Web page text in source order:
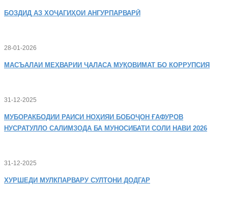
БОЗДИД АЗ ХОҶАГИҲОИ АНГУРПАРВАРӢ
28-01-2026
МАСЪАЛАИ МЕҲВАРИИ ҶАЛАСА МУҚОВИМАТ БО КОРРУПСИЯ
31-12-2025
МУБОРАКБОДИИ РАИСИ НОҲИЯИ БОБОҶОН ҒАФУРОВ
НУСРАТУЛЛО САЛИМЗОДА БА МУНОСИБАТИ СОЛИ НАВИ 2026
31-12-2025
ХУРШЕДИ МУЛКПАРВАРУ СУЛТОНИ ДОДГАР